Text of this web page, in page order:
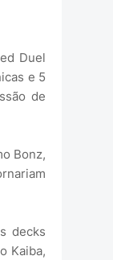
Duel
e 5
de
Bonz,
decks
Kaiba,